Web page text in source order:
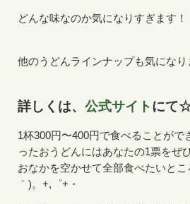
どんな味なのか気になりすぎます！
他のうどんラインナップも気になり
詳しくは、 公式サイトにて
1杯300円〜400円で食べることがで
ったおうどんにはあなたの1票をぜ
おなかを空かせて全部食べたいと
｀)。+,゜+・